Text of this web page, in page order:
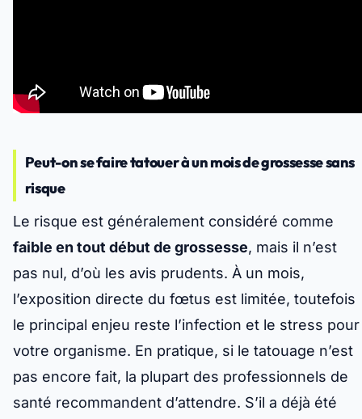
Peut-on se faire tatouer à un mois de grossesse sans
risque
Le risque est généralement considéré comme
faible en tout début de grossesse, mais il n’est
pas nul, d’où les avis prudents. À un mois,
l’exposition directe du fœtus est limitée, toutefois
le principal enjeu reste l’infection et le stress pour
votre organisme. En pratique, si le tatouage n’est
pas encore fait, la plupart des professionnels de
santé recommandent d’attendre. S’il a déjà été